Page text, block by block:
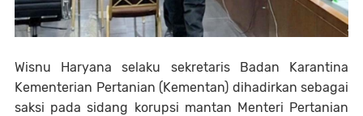
Wisnu Haryana selaku sekretaris Badan Karantina
Kementerian Pertanian (Kementan) dihadirkan sebagai
saksi pada sidang korupsi mantan Menteri Pertanian